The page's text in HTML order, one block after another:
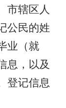
市辖区人
公民的姓
业（就
息，以及
登记信息